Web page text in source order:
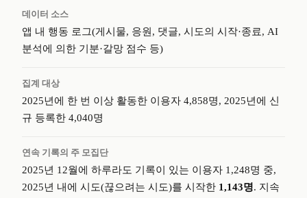
데이터 소스
앱 내 행동 로그(게시물, 응원, 댓글, 시도의 시작·종료, AI
분석에 의한 기분·갈망 점수 등)
집계 대상
2025년에 한 번 이상 활동한 이용자 4,858명, 2025년에 신
규 등록한 4,040명
연속 기록의 주 모집단
2025년 12월에 하루라도 기록이 있는 이용자 1,248명 중,
2025년 내에 시도(끊으려는 시도)를 시작한 1,143명. 지속